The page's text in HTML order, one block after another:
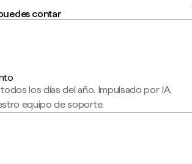
contar
los días del año. Impulsado por IA,
equipo de soporte.